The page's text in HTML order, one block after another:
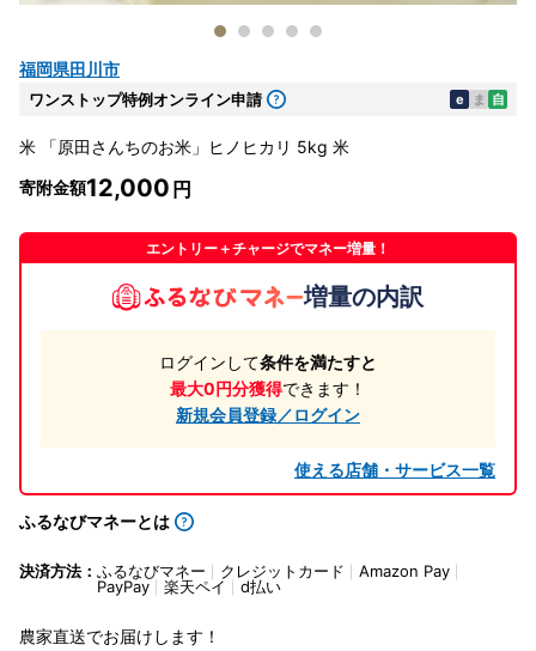
福岡県田川市
ワンストップ特例オンライン申請 e ま 自
米 「原田さんちのお米」ヒノヒカリ 5kg 米
寄附金額12,000
エントリー＋チャージでマネー増量！
増量の内訳
ログインして条件を満たすと
最大0円分獲得できます！
新規会員登録／ログイン
使える店舗・サービス一覧
ふるなびマネーとは
決済方法： ふるなびマネー クレジットカード
Amazon Pay
PayPay
楽天ペイ d払い
農家直送でお届けします！